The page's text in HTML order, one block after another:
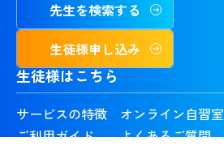
先生を検索する
生徒様申し込み
生徒様はこちら
サービスの特徴
オンライン自習室
ご利用ガイド
よくあるご質問